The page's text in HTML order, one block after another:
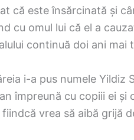
că este însărcinată și
cu omul lui că el a
continuă doi ani mai
i-a pus numele Yildiz
împreună cu copiii ei și
vrea să aibă grijă